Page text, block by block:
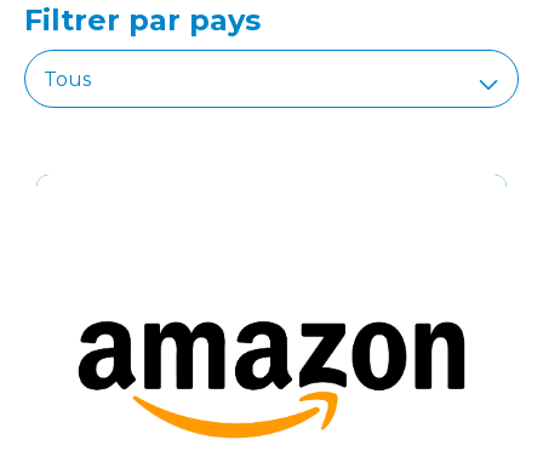
Filtrer par pays